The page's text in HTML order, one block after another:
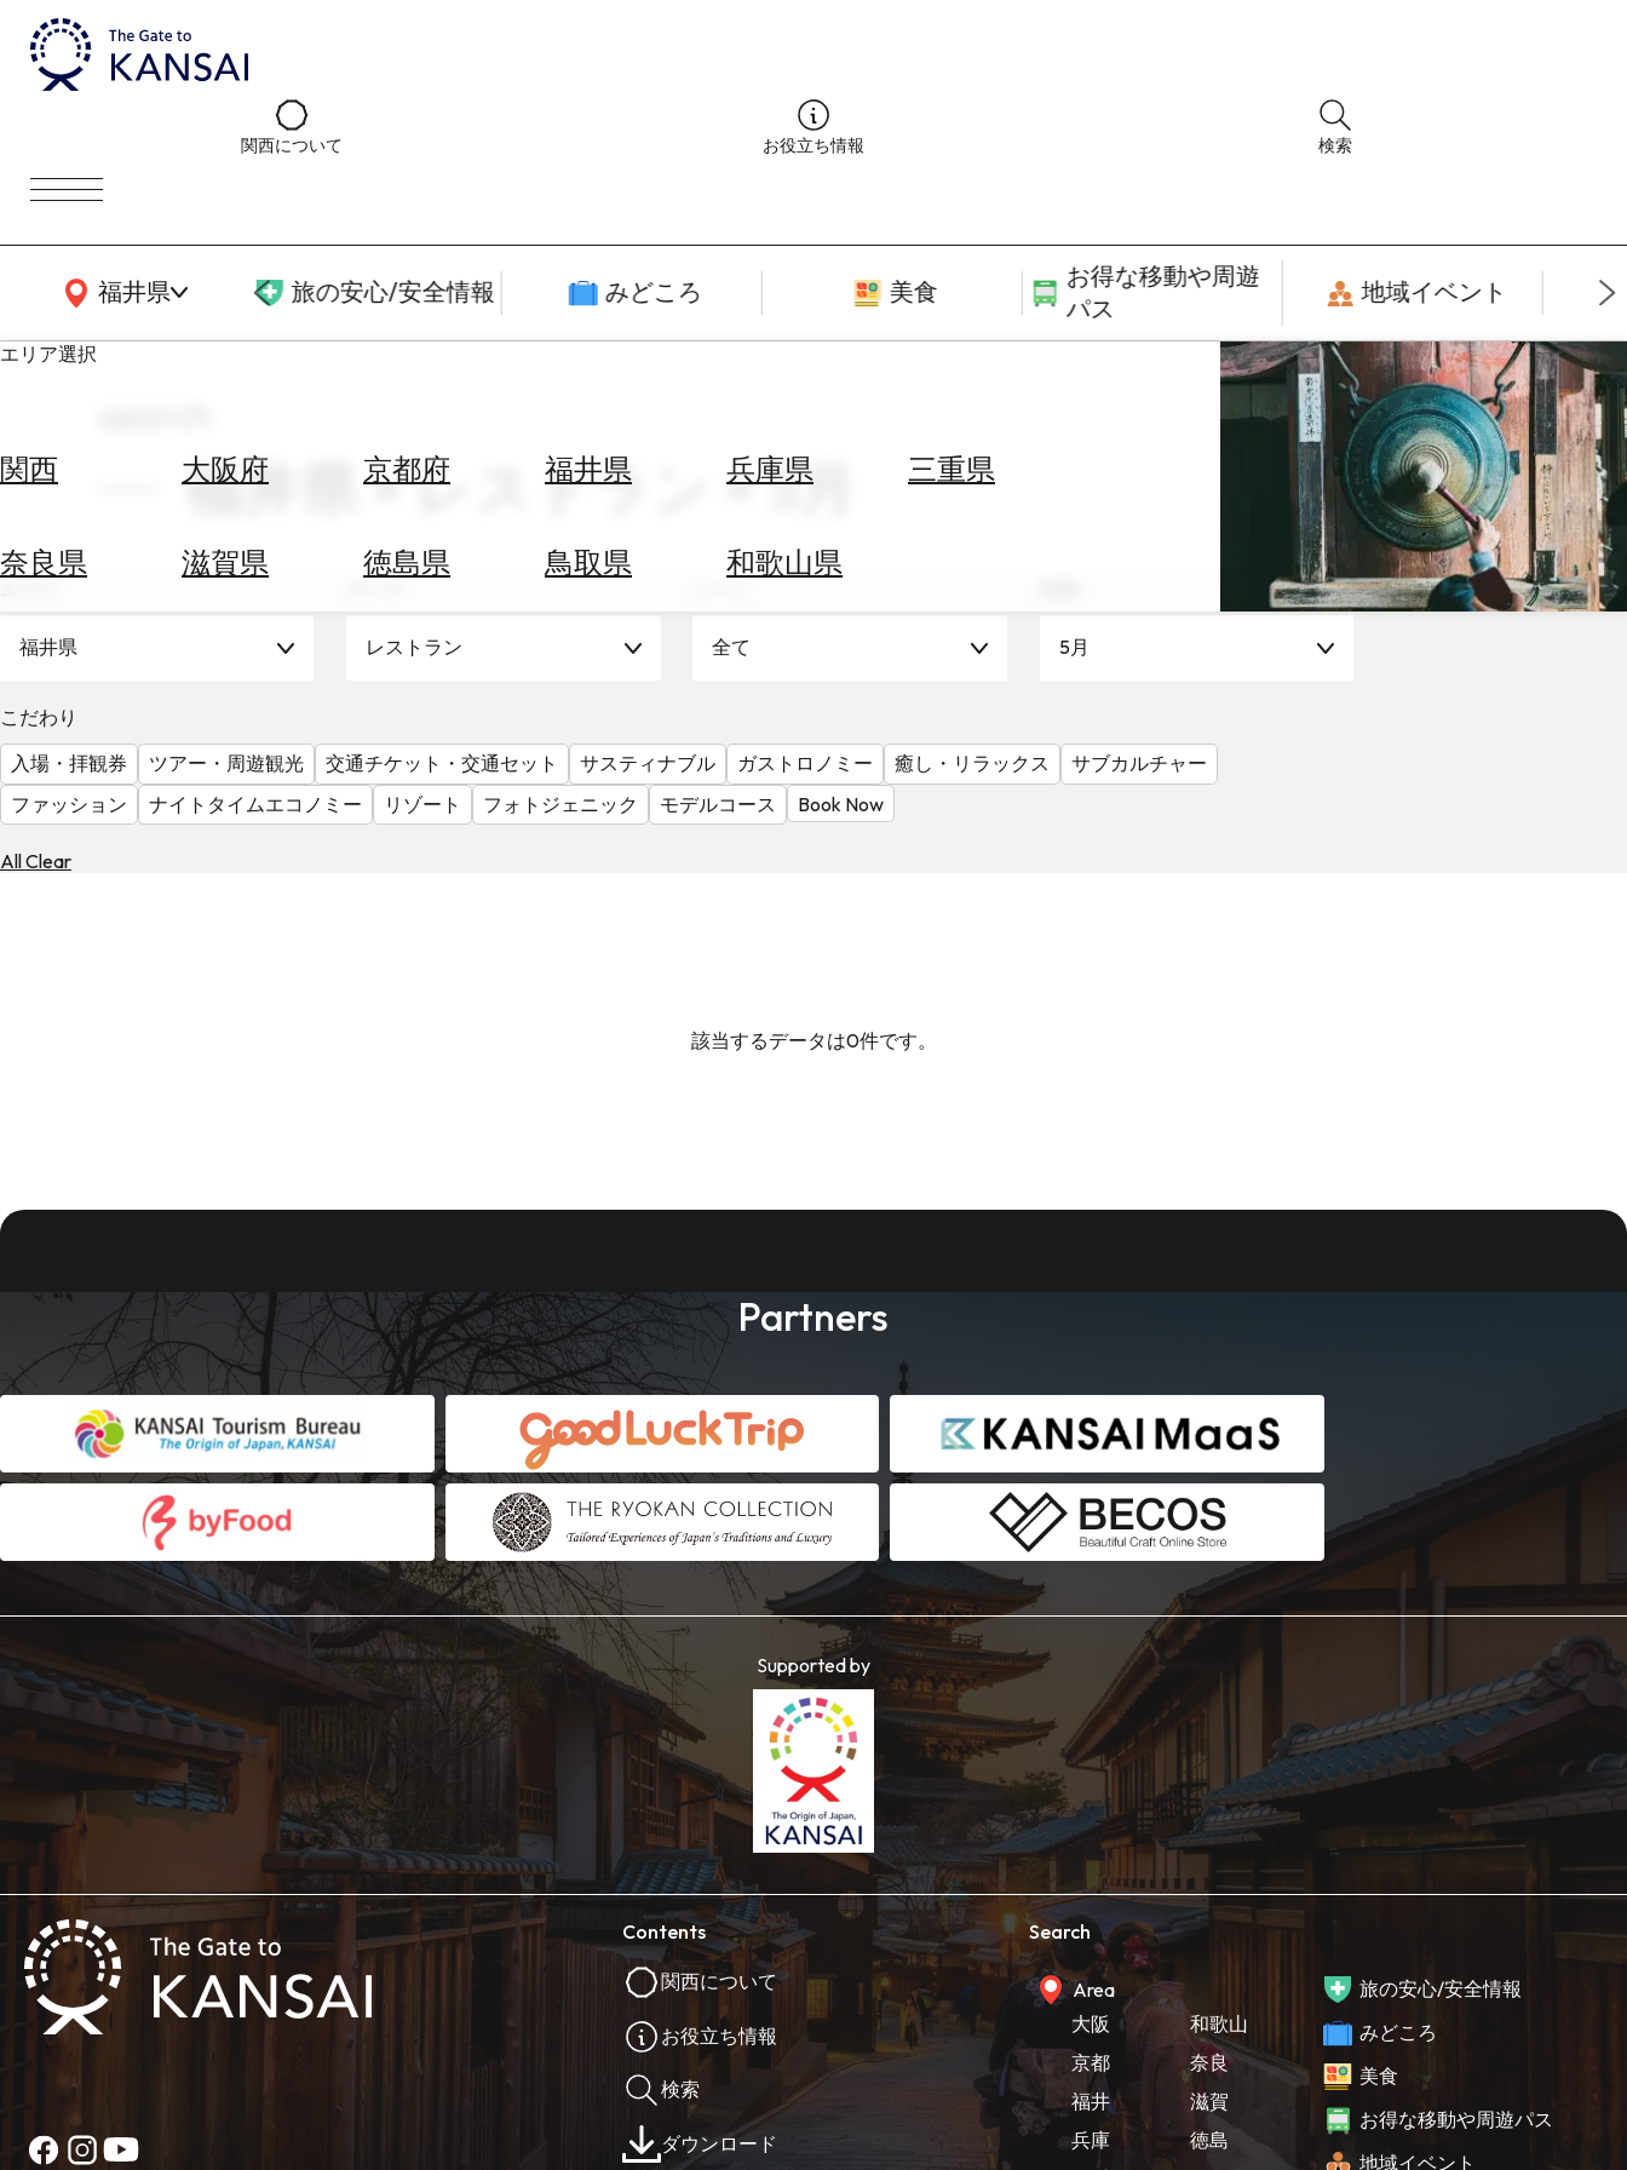
関西について お役立ち情報 検索
福井県
関西広域MAP 旅の安心/安全情報 みどころ 美食
お得な移動や周遊
パス
地域イベント
エリア選択
関西 大阪府 京都府 福井県 兵庫県 三重県
奈良県 滋賀県 徳島県 鳥取県 和歌山県
ホ
す
替
を
調
べ
天
福井県 × レストラン × 5月
福井県 レストラン 全て 5月
こだわり
入場・拝観券
ツアー・周遊観光 交通チケット・交通セット サスティナブル ガストロノミー 癒し・リラックス
サブカルチャー
ファッション
ナイトタイムエコノミー リゾート フォトジェニック モデルコース Book Now
All Clear
該当するデータは0件です。
Partners
Supported by
Contents
関西について
お役立ち情報
検索
ダウンロード
Search
Area
大阪
京都
福井
兵庫
和歌山
奈良
滋賀
徳島
旅の安心/安全情報
みどころ
美食
お得な移動や周遊パス
地域イベント